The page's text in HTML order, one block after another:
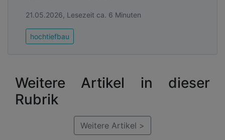
21.05.2026, Lesezeit ca. 6 Minuten
hochtiefbau
Weitere Artikel in dieser
Rubrik
Weitere Artikel >